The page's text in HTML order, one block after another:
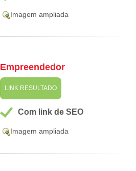
Imagem ampliada
Empreendedor
LINK RESULTADO
Com link de SEO
Imagem ampliada